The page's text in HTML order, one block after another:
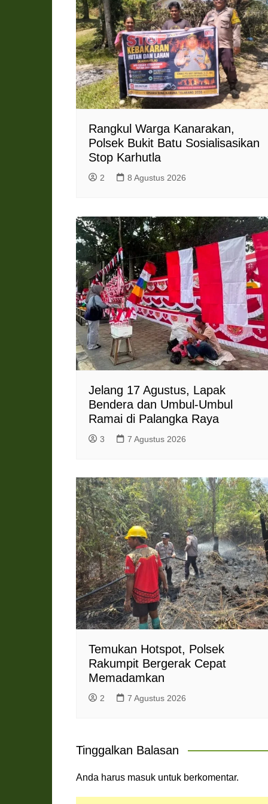
l
y
Rangkul Warga Kanarakan,
Polsek Bukit Batu Sosialisasikan
Stop Karhutla
2 8 Agustus 2026
Jelang 17 Agustus, Lapak
Bendera dan Umbul-Umbul
Ramai di Palangka Raya
3 7 Agustus 2026
Temukan Hotspot, Polsek
Rakumpit Bergerak Cepat
Memadamkan
2 7 Agustus 2026
Tinggalkan Balasan
Anda harus masuk untuk berkomentar.